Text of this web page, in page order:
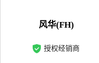
风华(FH)
授权经销商